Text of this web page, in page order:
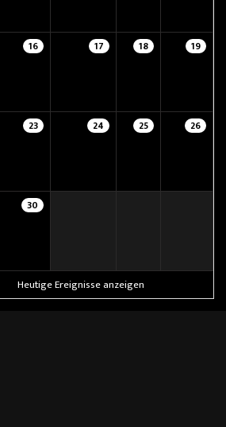
16 17 18 19
23 24 25 26
30
Heutige Ereignisse anzeigen